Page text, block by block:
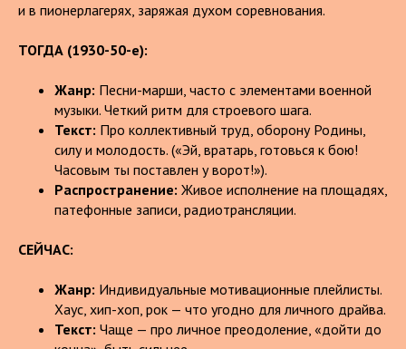
и в пионерлагерях, заряжая духом соревнования.
ТОГДА (1930-50-е):
Жанр: Песни-марши, часто с элементами военной
музыки. Четкий ритм для строевого шага.
Текст: Про коллективный труд, оборону Родины,
силу и молодость. («Эй, вратарь, готовься к бою!
Часовым ты поставлен у ворот!»).
Распространение: Живое исполнение на площадях,
патефонные записи, радиотрансляции.
СЕЙЧАС:
Жанр: Индивидуальные мотивационные плейлисты.
Хаус, хип-хоп, рок — что угодно для личного драйва.
Текст: Чаще — про личное преодоление, «дойти до